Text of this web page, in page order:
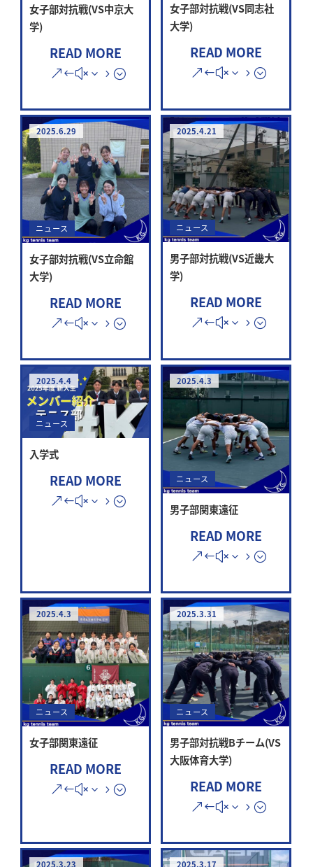
女子部対抗戦(VS中京大
学)
READ MORE
女子部対抗戦(VS同志社
大学)
READ MORE
2025.6.29
ニュース
女子部対抗戦(VS立命館
大学)
READ MORE
2025.4.21
ニュース
男子部対抗戦(VS近畿大
学)
READ MORE
2025.4.4
ニュース
入学式
READ MORE
2025.4.3
ニュース
男子部関東遠征
READ MORE
2025.4.3
ニュース
女子部関東遠征
READ MORE
2025.3.31
ニュース
男子部対抗戦Bチーム(VS
大阪体育大学)
READ MORE
2025.3.23 2025.3.17